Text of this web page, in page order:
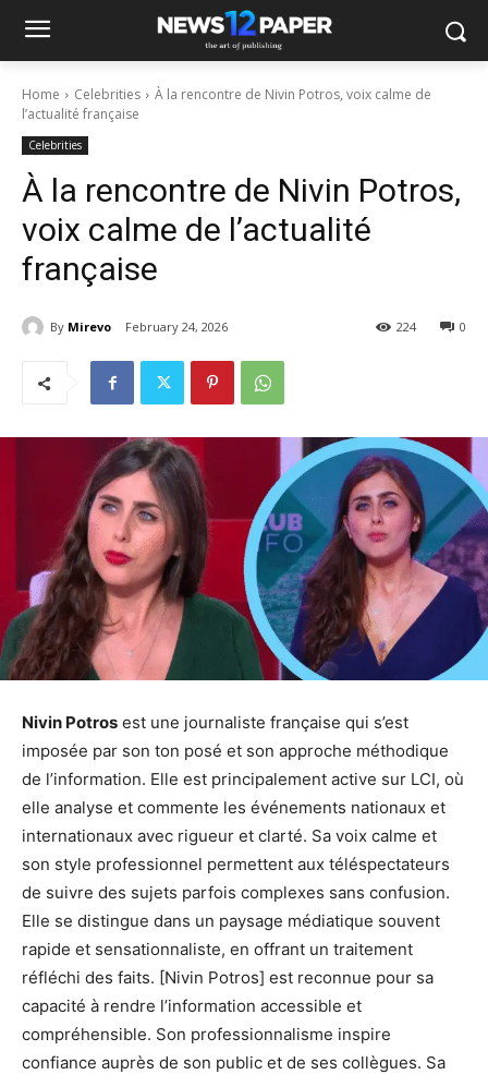
Home Celebrities
À la rencontre de Nivin Potros, voix calme de
l’actualité française
Celebrities
À la rencontre de Nivin Potros,
voix calme de l’actualité
française
By Mirevo February 24, 2026 0
224
Nivin Potros est une journaliste française qui s’est
imposée par son ton posé et son approche méthodique
de l’information. Elle est principalement active sur LCI, où
elle analyse et commente les événements nationaux et
internationaux avec rigueur et clarté. Sa voix calme et
son style professionnel permettent aux téléspectateurs
de suivre des sujets parfois complexes sans confusion.
Elle se distingue dans un paysage médiatique souvent
rapide et sensationnaliste, en offrant un traitement
réfléchi des faits. [Nivin Potros] est reconnue pour sa
capacité à rendre l’information accessible et
compréhensible. Son professionnalisme inspire
confiance auprès de son public et de ses collègues. Sa